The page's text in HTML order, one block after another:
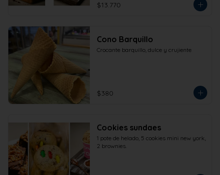
$13.770
Cono Barquillo
Crocante barquillo, dulce y crujiente
$380
Cookies sundaes
1 pote de helado, 5 cookies mini new york,
2 brownies.